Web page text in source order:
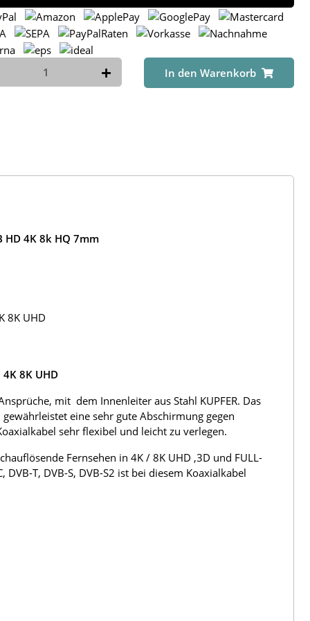
In den Warenkorb
4K 8k HQ 7mm
8K UHD
8K UHD
mit dem Innenleiter aus Stahl KUPFER. Das
eine sehr gute Abschirmung gegen
sehr flexibel und leicht zu verlegen.
Fernsehen in 4K / 8K UHD ,3D und FULL-
T, DVB-S, DVB-S2 ist bei diesem Koaxialkabel